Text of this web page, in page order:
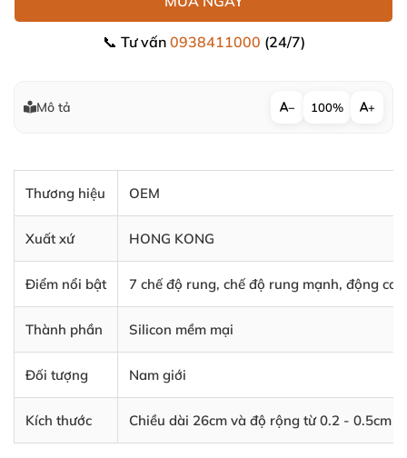
📞 Tư vấn 0938411000 (24/7)
Mô tả − 100% +
Thương hiệu OEM
Xuất xứ HONG KONG
Điểm nổi bật 7 chế độ rung, chế độ rung mạnh, động cơ
Thành phần Silicon mềm mại
Đối tượng Nam giới
Kích thước Chiều dài 26cm và độ rộng từ 0.2 - 0.5cm